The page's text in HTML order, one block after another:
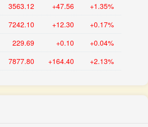
3563.12 +47.56 +1.35%
7242.10 +12.30 +0.17%
229.69 +0.10 +0.04%
7877.80 +164.40 +2.13%